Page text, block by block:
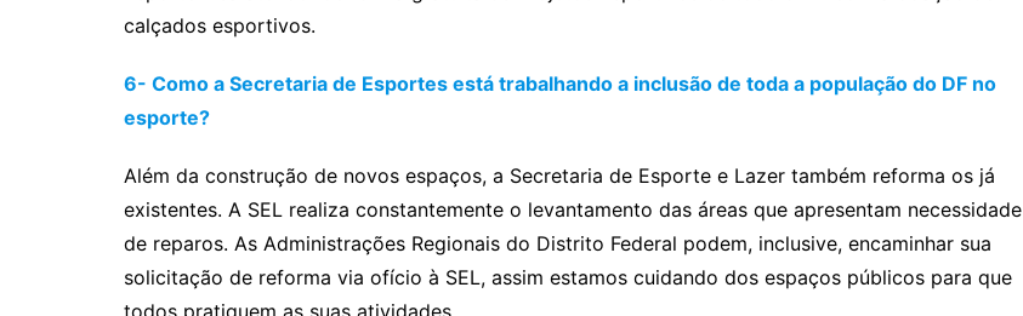
calçados esportivos.
6- Como a Secretaria de Esportes está trabalhando a inclusão de toda a população do DF no
esporte?
Além da construção de novos espaços, a Secretaria de Esporte e Lazer também reforma os já
existentes. A SEL realiza constantemente o levantamento das áreas que apresentam necessidade
de reparos. As Administrações Regionais do Distrito Federal podem, inclusive, encaminhar sua
solicitação de reforma via ofício à SEL, assim estamos cuidando dos espaços públicos para que
todos pratiquem as suas atividades.